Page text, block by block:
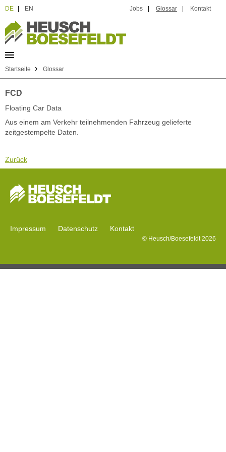
DE EN Jobs Glossar Kontakt
Startseite › Glossar
FCD
Floating Car Data
Aus einem am Verkehr teilnehmenden Fahrzeug gelieferte
zeitgestempelte Daten.
Zurück
Impressum Datenschutz Kontakt
© Heusch/Boesefeldt 2026